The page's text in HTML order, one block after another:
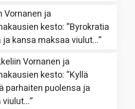
Vornanen ja
kesto: “Byrokratia
ja kansa maksaa viulut…”
Vornanen ja
kesto: “Kyllä
parhaiten puolensa ja
viulut…”